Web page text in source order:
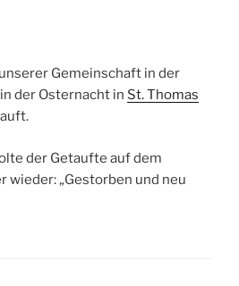
Gemeinschaft in der
der Osternacht in St. Thomas
der Getaufte auf dem
wieder: „Gestorben und neu